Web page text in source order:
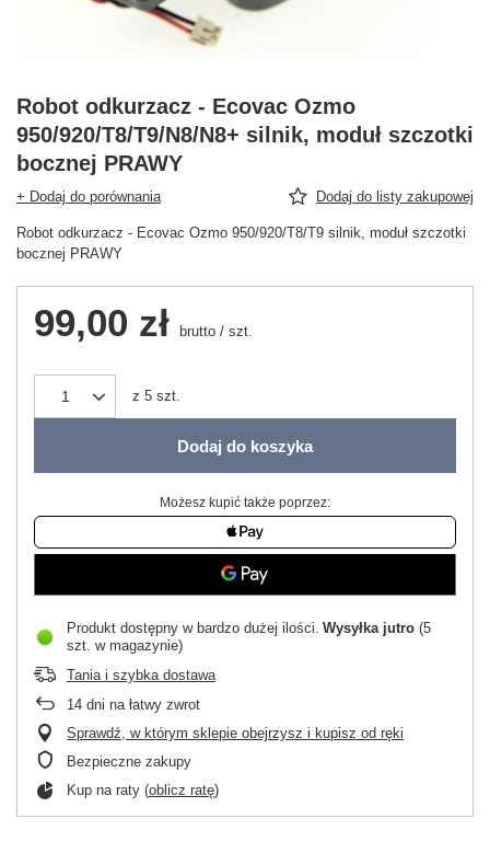
Robot odkurzacz - Ecovac Ozmo
950/920/T8/T9/N8/N8+ silnik, moduł szczotki
bocznej PRAWY
+ Dodaj do porównania Dodaj do listy zakupowej
Robot odkurzacz - Ecovac Ozmo 950/920/T8/T9 silnik, moduł szczotki
bocznej PRAWY
99,00 zł brutto / szt.
z 5 szt.
Dodaj do koszyka
Możesz kupić także poprzez:
Produkt dostępny w bardzo dużej ilości Wysyłka jutro (5
szt. w magazynie)
Tania i szybka dostawa
14 dni na łatwy zwrot
Sprawdź, w którym sklepie obejrzysz i kupisz od ręki
Bezpieczne zakupy
Kup na raty (oblicz ratę)